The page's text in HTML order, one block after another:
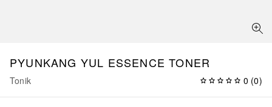
PYUNKANG YUL ESSENCE TONER
Tonik 0 (0)